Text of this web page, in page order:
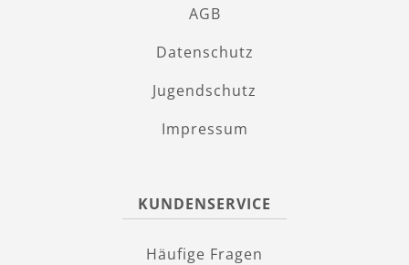
AGB
Datenschutz
Jugendschutz
Impressum
KUNDENSERVICE
Häufige Fragen